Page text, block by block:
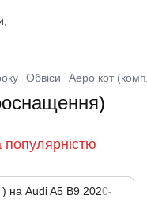
Обвіси Аеро кот
популярністю